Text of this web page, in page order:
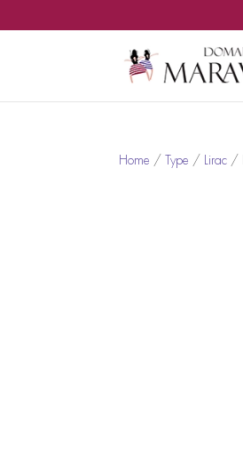
Home / Type / Lirac /